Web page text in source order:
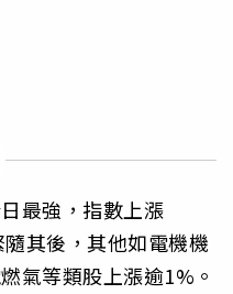
最強，指數上漲
其後，其他如電機機
氣等類股上漲逾1%。